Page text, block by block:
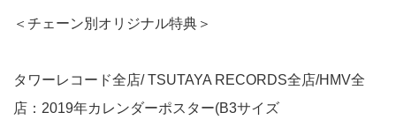
＜チェーン別オリジナル特典＞
タワーレコード全店/ TSUTAYA RECORDS全店/HMV全
店：2019年カレンダーポスター(B3サイズ